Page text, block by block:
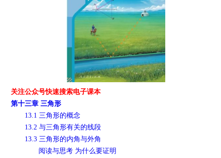
关注公众号快速搜索电子课本
第十三章 三角形
13.1 三角形的概念
13.2 与三角形有关的线段
13.3 三角形的内角与外角
阅读与思考 为什么要证明